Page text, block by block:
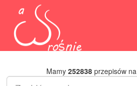
Mamy 252838przepisów na